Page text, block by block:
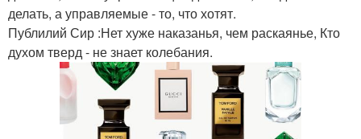
делать, а управляемые - то, что хотят.
Публилий Сир :Нет хуже наказанья, чем раскаянье, Кто
духом тверд - не знает колебания.